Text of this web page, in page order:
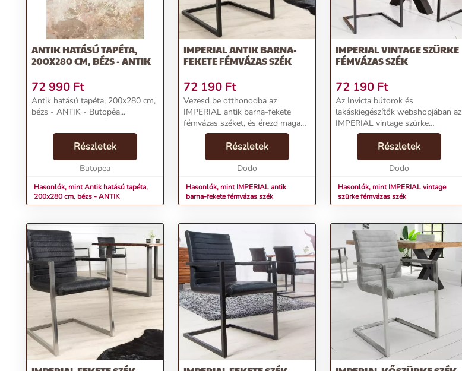
További információk>>
ANTIK HATÁSÚ TAPÉTA,
200X280 CM, BÉZS - ANTIK
72 990 Ft
Antik hatású tapéta, 200x280 cm,
bézs - ANTIK - Butopêa...
Részletek
Butopea
Hasonlók, mint Antik hatású tapéta,
200x280 cm, bézs - ANTIK
IMPERIAL ANTIK BARNA-
FEKETE FÉMVÁZAS SZÉK
72 190 Ft
Vezesd be otthonodba az
IMPERIAL antik barna-fekete
fémvázas széket, és érezd magad
igazi császárnak! A birodalmi
trónszék kifinomult eleganciája és
modern vonalvezetése ideális
választás étkeződbe va...
Részletek
Dodo
Hasonlók, mint IMPERIAL antik
barna-fekete fémvázas szék
IMPERIAL VINTAGE SZÜRKE
FÉMVÁZAS SZÉK
72 190 Ft
Az Invicta bútorok és
lakáskiegészítők webshopjában az
IMPERIAL vintage szürke
fémvázas szék birodalmi
eleganciát kölcsönöz
otthonodnak. Ez a szürke színű
étkezőszék modern dizájnnal és
Részletek
Dodo
Hasonlók, mint IMPERIAL vintage
szürke fémvázas szék